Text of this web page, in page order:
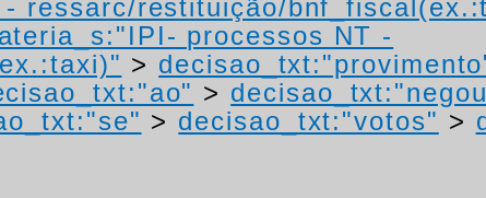
ressarc/restituição/
processos NT -
>
>
> decisao_txt:"votos" >